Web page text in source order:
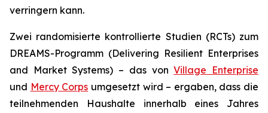
verringern kann.
Zwei randomisierte kontrollierte Studien (RCTs) zum
DREAMS-Programm (Delivering Resilient Enterprises
and Market Systems) – das vonVillage Enterprise
und Mercy Corps umgesetzt wird – ergaben, dass die
teilnehmenden Haushalte innerhalb eines Jahres